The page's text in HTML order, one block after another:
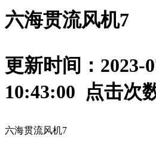
六海贯流风机7
更新时间：2023-
10:43:00 点击次
六海贯流风机7